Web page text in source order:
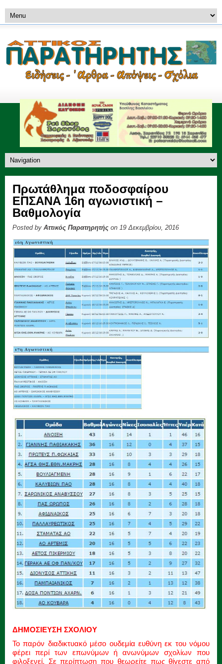
Πρωτάθλημα ποδοσφαίρου
ΕΠΣΑΝΑ 16η αγωνιστική –
Βαθμολογία
Posted by Αττικός Παρατηρητής on 19 Δεκεμβρίου, 2016
ΔΗΜΟΣΙΕΥΣΗ ΣΧΟΛΙΟΥ
Το παρόν διαδικτυακό μέσο ουδεμία ευθύνη εκ του νόμου
φέρει περί των επωνύμων ή ανωνύμων σχολίων που
φιλοξενεί. Σε περίπτωση που θεωρείτε πως θίγεστε από